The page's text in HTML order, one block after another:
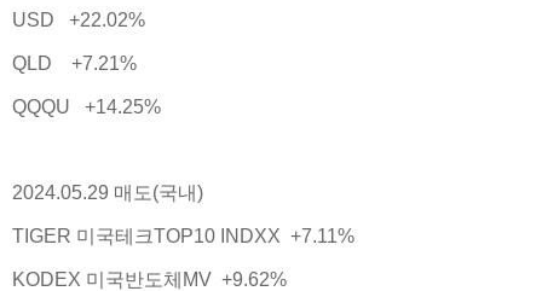
USD +22.02%
QLD +7.21%
QQQU +14.25%
2024.05.29 매도(국내)
TIGER 미국테크TOP10 INDXX +7.11%
KODEX 미국반도체MV +9.62%